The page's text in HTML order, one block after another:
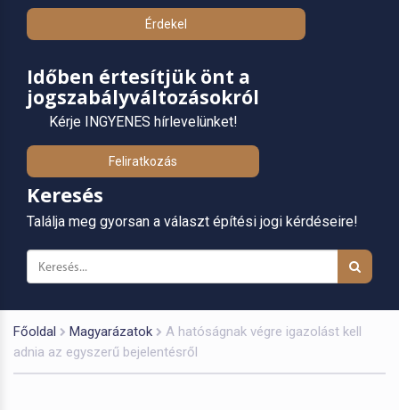
Érdekel
Időben értesítjük önt a
jogszabályváltozásokról
Kérje INGYENES hírlevelünket!
Feliratkozás
Keresés
Találja meg gyorsan a választ építési jogi kérdéseire!
Főoldal Magyarázatok
A hatóságnak végre igazolást kell
adnia az egyszerű bejelentésről